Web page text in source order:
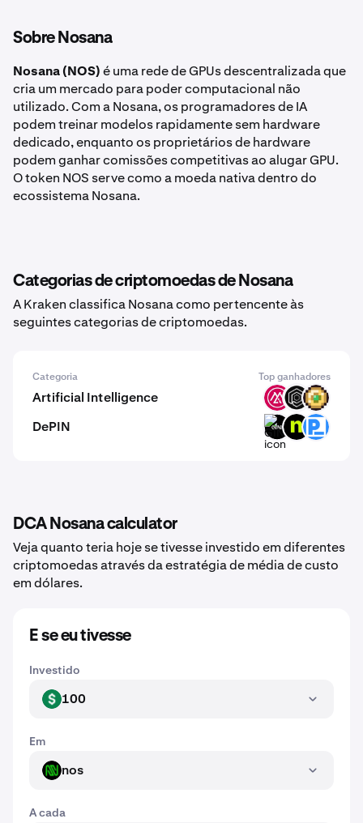
Sobre Nosana
Nosana (NOS)é uma rede de GPUs descentralizada que
cria um mercado para poder computacional não
utilizado. Com a Nosana, os programadores de IA
podem treinar modelos rapidamente sem hardware
dedicado, enquanto os proprietários de hardware
podem ganhar comissões competitivas ao alugar GPU.
O token NOS serve como a moeda nativa dentro do
ecossistema Nosana.
Categorias de criptomoedas de Nosana
A Kraken classifica Nosana como pertencente às
seguintes categorias de criptomoedas.
Categoria Top ganhadores
Artificial Intelligence MSAI OPUL WIZZ
DePIN GINI NTMPI PRE
DCA Nosana calculator
Veja quanto teria hoje se tivesse investido em diferentes
criptomoedas através da estratégia de média de custo
em dólares.
E se eu tivesse
Investido
USD 100
Em
NOS nos
A cada